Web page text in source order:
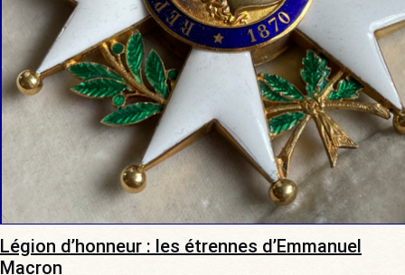
Légion d’honneur : les étrennes d’Emmanuel
Macron